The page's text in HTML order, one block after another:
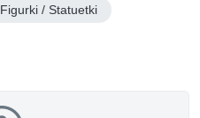
Figurki / Statuetki